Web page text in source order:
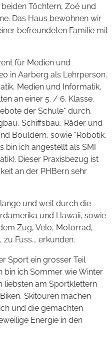
Töchtern, Zoé und
Das Haus bewohnen wir
befreundeten Familie mit
für Medien und
in Aarberg als Lehrperson.
Medien und Informatik,
an einer 5. / 6. Klasse.
der Schule" durch,
Schiffsbau, Räder und
Bouldern, sowie "Robotik,
bin ich angestellt als SMI
Dieser Praxisbezug ist
an der PHBern sehr
und weit durch die
und Hawaii, sowie
Zug, Velo, Motorrad,
Fuss... erkunden.
Sport ein grosser Teil
bin ich Sommer wie Winter
liebsten am Sportklettern
Skitouren machen
und die gemachten
Energie in den